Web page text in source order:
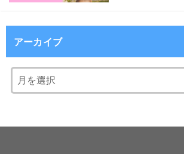
アーカイブ